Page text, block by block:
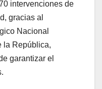
intervenciones de
gracias al
Nacional
la República,
garantizar el